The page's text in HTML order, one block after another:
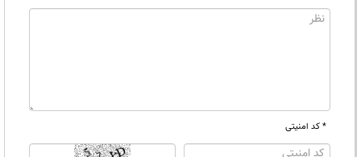
* کد امنیتی